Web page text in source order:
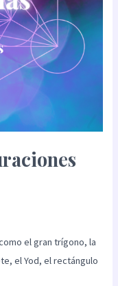
el gran trígono, la
el Yod, el rectángulo